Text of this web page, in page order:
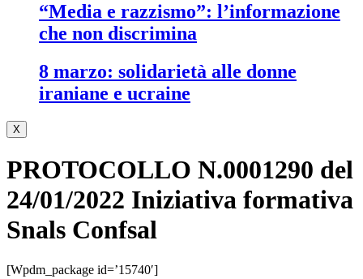
“media e razzismo”: l’informazione
che non discrimina
8 marzo: solidarietà alle donne
iraniane e ucraine
X
PROTOCOLLO N.0001290 del
24/01/2022 Iniziativa formativa
Snals Confsal
[wpdm_package id=’15740′]